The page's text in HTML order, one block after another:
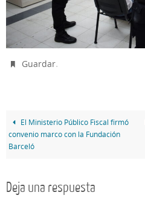
Guardar.
El Ministerio Público Fiscal firmó
convenio marco con la Fundación
Barceló
Deja una respuesta